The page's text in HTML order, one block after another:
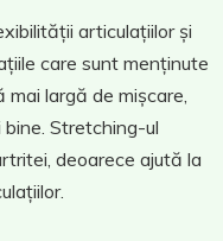
articulațiilor și
care sunt menținute
largă de mișcare,
Stretching-ul
deoarece ajută la